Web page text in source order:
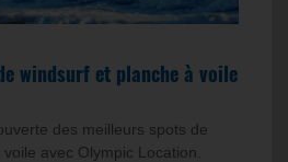
windsurf et planche à voile
des meilleurs spots de
avec Olympic Location.